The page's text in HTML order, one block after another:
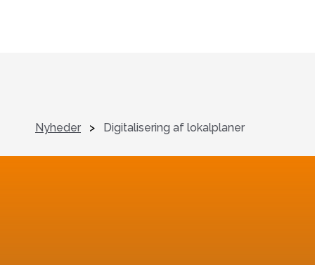
Nyheder > Digitalisering af lokalplaner